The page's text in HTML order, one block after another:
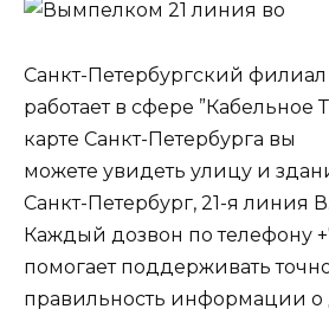
Санкт-Петербургский
работает в сфере ”Кабельное
карте Санкт-Петербурга вы
можете увидеть улицу и
Санкт-Петербург, 21-я линия
Каждый дозвон по телефону
помогает поддерживать
правильность информации о